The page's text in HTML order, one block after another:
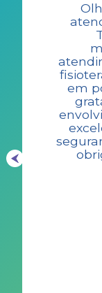
em